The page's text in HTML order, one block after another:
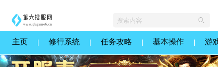
主页 修行系统 任务攻略 基本操作 游